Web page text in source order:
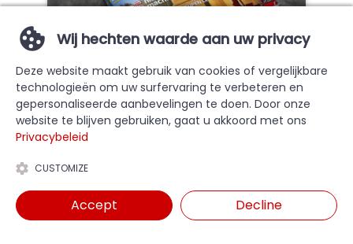
Ontdek Dumagazine 13
Ons 13de Dumagazine is verschenen!
Tweemaal per jaar brengt Duma Rent een
eigen magazine uit, met een mix van
technische informatie over de machines en
klanten.
LEES MEER
Wij hechten waarde aan uw privacy
Deze website maakt gebruik van cookies of vergelijkbare
technologieën om uw surfervaring te verbeteren en
gepersonaliseerde aanbevelingen te doen. Door onze
website te blijven gebruiken, gaat u akkoord met ons
Privacybeleid
CUSTOMIZE
Accept Decline